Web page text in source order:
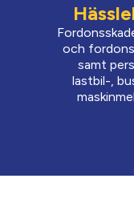
och
samt
lastbil-,